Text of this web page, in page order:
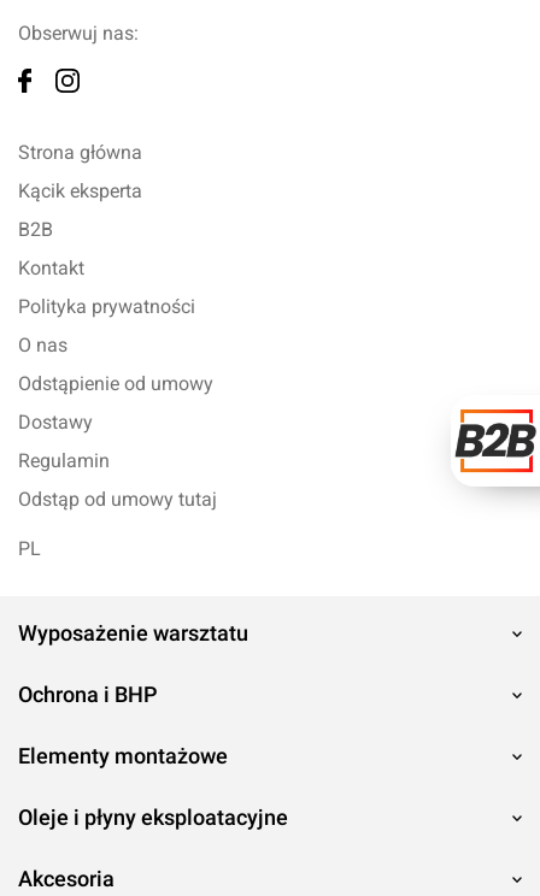
Obserwuj nas:
Strona główna
Kącik eksperta
B2B
Kontakt
Polityka prywatności
O nas
Odstąpienie od umowy
Dostawy
Regulamin
Odstąp od umowy tutaj
PL
Wyposażenie warsztatu
Ochrona i BHP
Elementy montażowe
Oleje i płyny eksploatacyjne
Akcesoria